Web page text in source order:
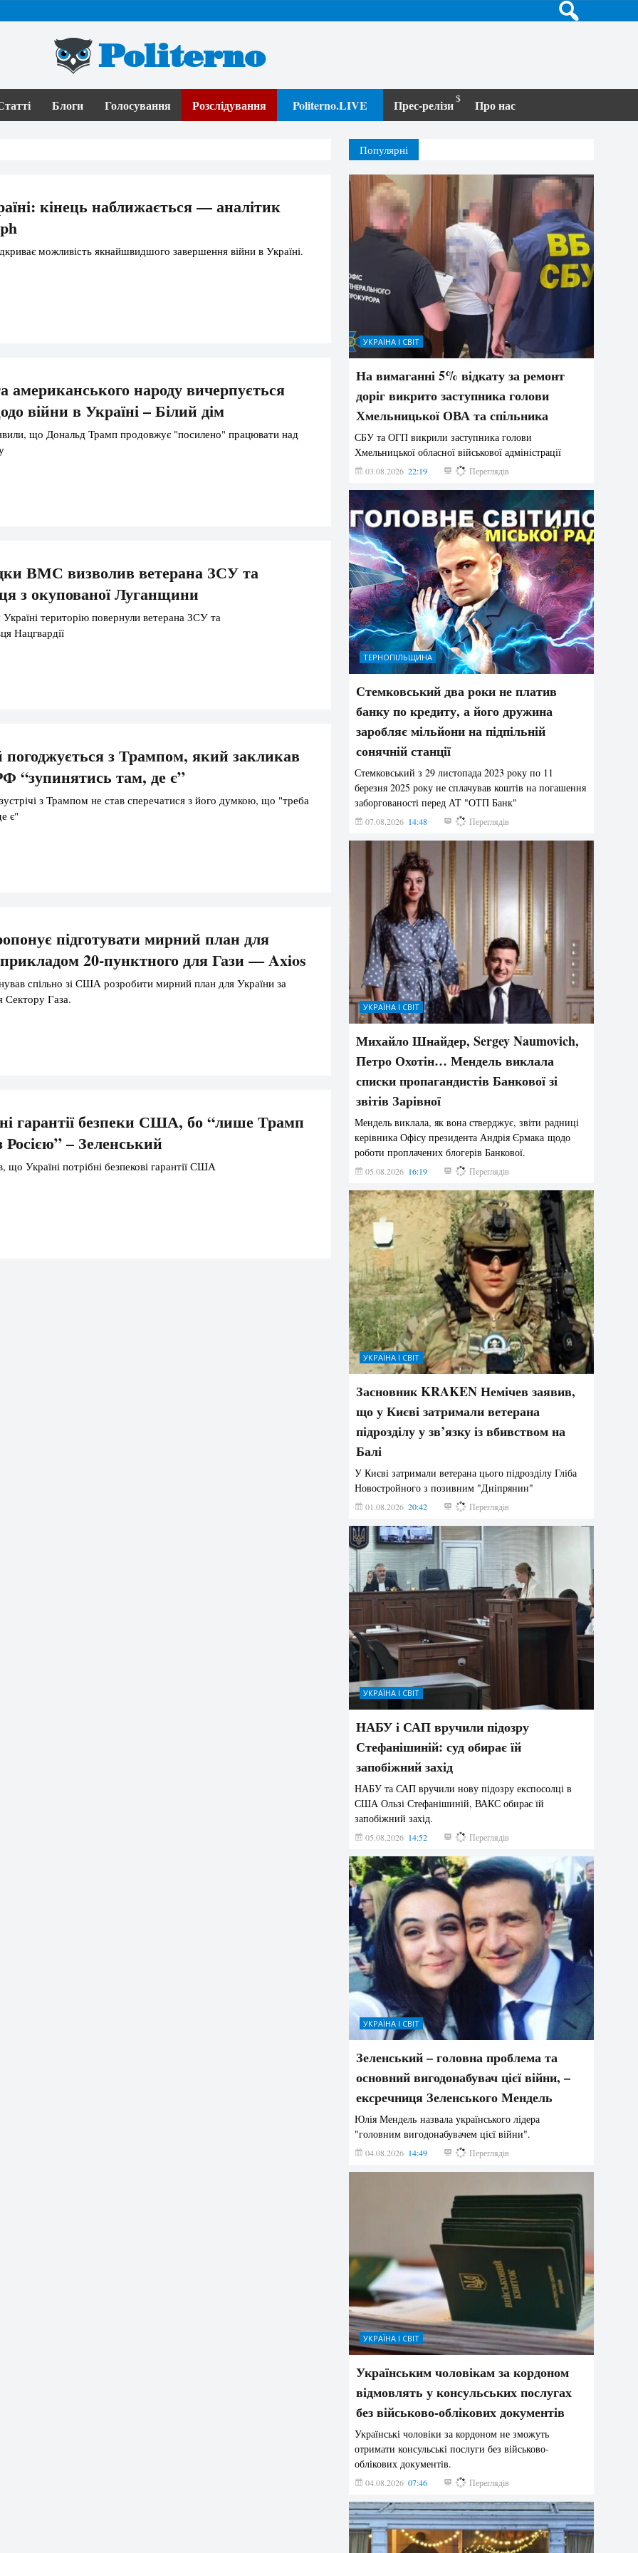
Politerno
Блоги Голосування Розслідування Politerno.LIVE Прес-релізи Про нас
кінець наближається — аналітик
можливість якнайшвидшого завершення війни в Україні.
американського народу вичерпується
війни в Україні – Білий дім
що Дональд Трамп продовжує "посилено" працювати над
ВМС визволив ветерана ЗСУ та
з окупованої Луганщини
територію повернули ветерана ЗСУ та
Нацгвардії
погоджується з Трампом, який закликав
“зупинятись там, де є”
з Трампом не став сперечатися з його думкою, що "треба
є"
підготувати мирний план для
20-пунктного для Гази — Axios
спільно зі США розробити мирний план для України за
Сектору Газа.
гарантії безпеки США, бо “лише Трамп
Росією” – Зеленський
що Україні потрібні безпекові гарантії США
Популярні
УКРАЇНА І СВІТ
На вимаганні 5% відкату за ремонт
доріг викрито заступника голови
Хмельницької ОВА та спільника
СБУ та ОГП викрили заступника голови
Хмельницької обласної військової адміністрації
03.08.2026 22:19 862 Переглядів
ТЕРНОПІЛЬЩИНА
Стемковський два роки не платив
банку по кредиту, а його дружина
заробляє мільйони на підпільній
сонячній станції
Стемковський з 29 листопада 2023 року по 11
березня 2025 року не сплачував коштів на погашення
заборгованості перед АТ "ОТП Банк"
07.08.2026 14:48 232 Переглядів
УКРАЇНА І СВІТ
Михайло Шнайдер, Sergey Naumovich,
Петро Охотін… Мендель виклала
списки пропагандистів Банкової зі
звітів Зарівної
Мендель виклала, як вона стверджує, звіти радниці
керівника Офісу президента Андрія Єрмака щодо
роботи проплачених блогерів Банкової.
05.08.2026 16:19 217 Переглядів
УКРАЇНА І СВІТ
Засновник KRAKEN Немічев заявив,
що у Києві затримали ветерана
підрозділу у зв’язку із вбивством на
Балі
У Києві затримали ветерана цього підрозділу Гліба
Новостройного з позивним "Дніпрянин"
01.08.2026 20:42 189 Переглядів
УКРАЇНА І СВІТ
НАБУ і САП вручили підозру
Стефанішиній: суд обирає їй
запобіжний захід
НАБУ та САП вручили нову підозру експосолці в
США Ользі Стефанішиній, ВАКС обирає їй
запобіжний захід.
05.08.2026 14:52 152 Переглядів
УКРАЇНА І СВІТ
Зеленський – головна проблема та
основний вигодонабувач цієї війни, –
ексречниця Зеленського Мендель
Юлія Мендель назвала українського лідера
"головним вигодонабувачем цієї війни".
04.08.2026 14:49 145 Переглядів
УКРАЇНА І СВІТ
Українським чоловікам за кордоном
відмовлять у консульських послугах
без військово-облікових документів
Українські чоловіки за кордоном не зможуть
отримати консульські послуги без військово-
облікових документів.
04.08.2026 07:46 137 Переглядів